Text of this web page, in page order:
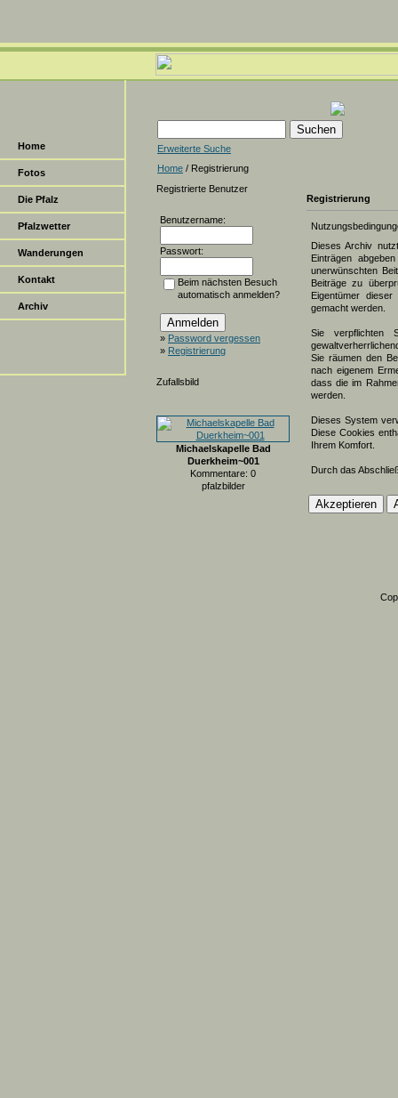
Home
Fotos
Die Pfalz
Pfalzwetter
Wanderungen
Kontakt
Archiv
Erweiterte Suche
Home / Registrierung
Registrierte Benutzer
Benutzername:
Passwort:
Beim nächsten Besuch
automatisch anmelden?
» Password vergessen
» Registrierung
Zufallsbild
Michaelskapelle Bad
Duerkheim~001
Kommentare: 0
pfalzbilder
Registrierung
Dieses Archiv
Einträgen
unerwünschten
Beiträge zu
Eigentümer
gemacht werden.
Sie verpflichten
Sie räumen den
nach eigenem
dass die im
werden.
Dieses System
Diese Cookies
Ihrem Komfort.
Durch das